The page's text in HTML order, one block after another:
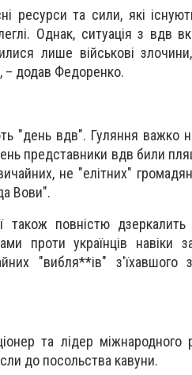
ресурси та сили, які
Однак, ситуація з вдв
лише військові
– додав Федоренко.
"день вдв". Гуляння важко
представники вдв били
не "елітних"
Вови".
також повністю
проти українців навіки
"вибля**ів" з'їхавшого
та лідер міжнародного
до посольства кавуни.